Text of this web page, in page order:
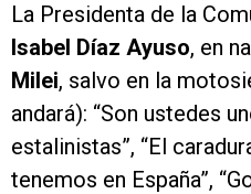
La Presidenta de la
Isabel Díaz Ayuso, en
Milei, salvo en la
andará): “Son ustedes
estalinistas”, “El
tenemos en España”,